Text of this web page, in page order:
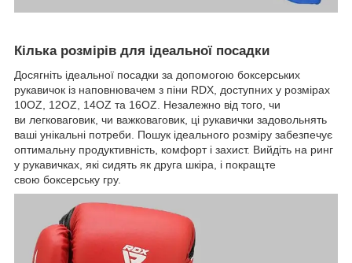
Кілька розмірів для ідеальної посадки
Досягніть ідеальної посадки за допомогою боксерських
рукавичок із наповнювачем з піни RDX, доступних у розмірах
10OZ, 12OZ, 14OZ та 16OZ. Незалежно від того, чи
ви легковаговик, чи важковаговик, ці рукавички задовольнять
ваші унікальні потреби. Пошук ідеального розміру забезпечує
оптимальну продуктивність, комфорт і захист. Вийдіть на ринг
у рукавичках, які сидять як друга шкіра, і покращте
свою боксерську гру.